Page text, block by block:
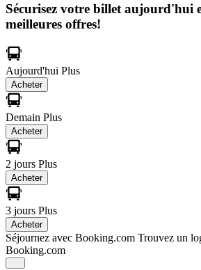
Sécurisez votre billet aujourd'hui
meilleures offres!
Aujourd'hui Plus
Acheter
Demain Plus
Acheter
2 jours Plus
Acheter
3 jours Plus
Acheter
Séjournez avec Booking.com Trouvez un
Booking.com